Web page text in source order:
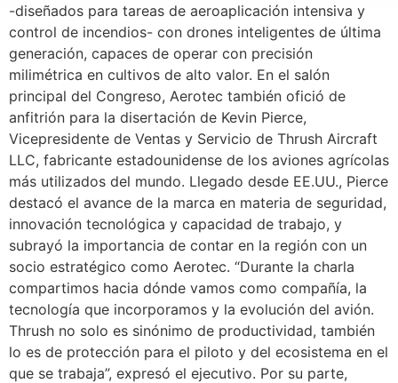
-diseñados para tareas de aeroaplicación intensiva y
control de incendios- con drones inteligentes de última
generación, capaces de operar con precisión
milimétrica en cultivos de alto valor. En el salón
principal del Congreso, Aerotec también ofició de
anfitrión para la disertación de Kevin Pierce,
Vicepresidente de Ventas y Servicio de Thrush Aircraft
LLC, fabricante estadounidense de los aviones agrícolas
más utilizados del mundo. Llegado desde EE.UU., Pierce
destacó el avance de la marca en materia de seguridad,
innovación tecnológica y capacidad de trabajo, y
subrayó la importancia de contar en la región con un
socio estratégico como Aerotec. “Durante la charla
compartimos hacia dónde vamos como compañía, la
tecnología que incorporamos y la evolución del avión.
Thrush no solo es sinónimo de productividad, también
lo es de protección para el piloto y del ecosistema en el
que se trabaja”, expresó el ejecutivo. Por su parte,